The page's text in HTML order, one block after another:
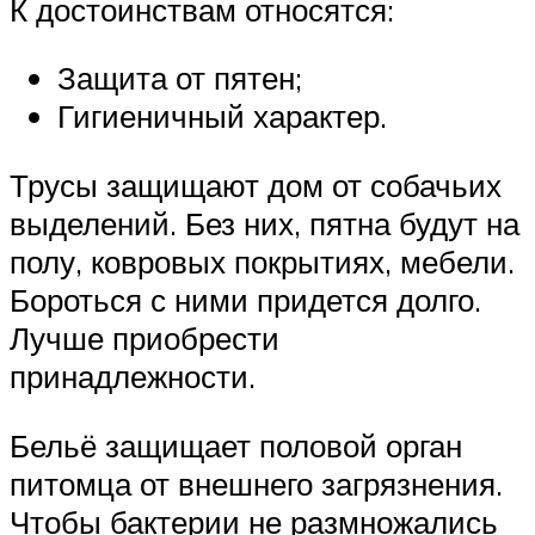
К достоинствам относятся:
Защита от пятен;
Гигиеничный характер.
Трусы защищают дом от собачьих
выделений. Без них, пятна будут на
полу, ковровых покрытиях, мебели.
Бороться с ними придется долго.
Лучше приобрести
принадлежности.
Бельё защищает половой орган
питомца от внешнего загрязнения.
Чтобы бактерии не размножались